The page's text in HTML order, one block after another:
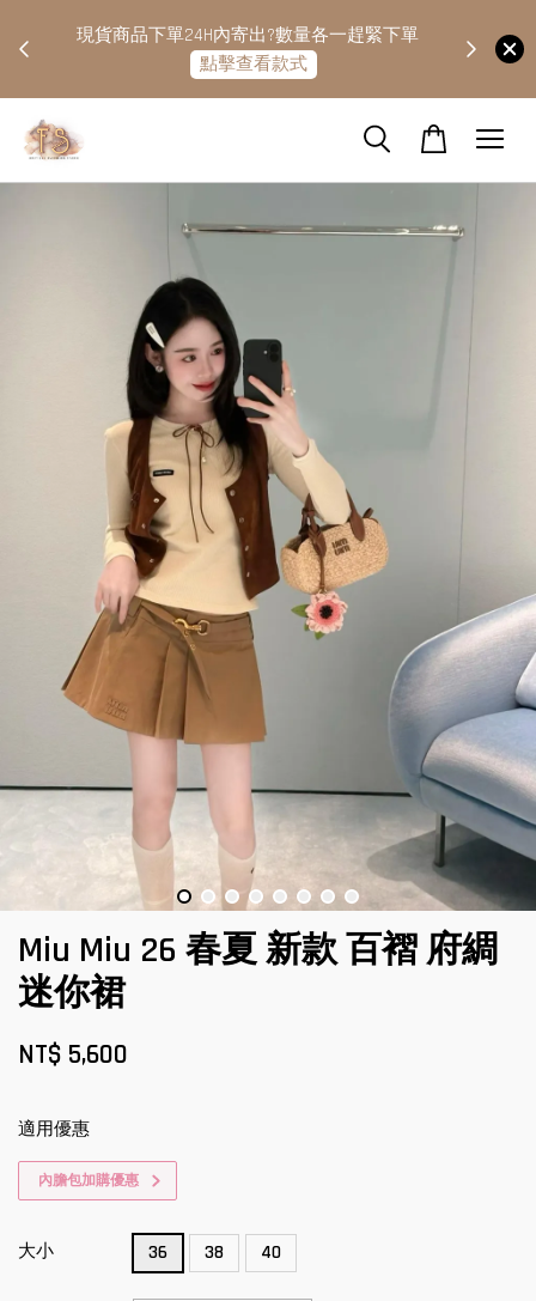
現貨商品下單24H內寄出?數量各一趕緊下單
點擊查看款式
Miu Miu 26 春夏 新款 百褶 府綢
迷你裙
NT$ 5,600
適用優惠
內膽包加購優惠
大小 36 38 40